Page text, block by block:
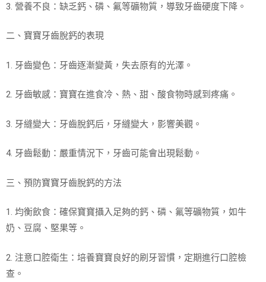
3. 營養不良：缺乏鈣、磷、氟等礦物質，導致牙齒硬度下降。
二、寶寶牙齒脫鈣的表現
1. 牙齒變色：牙齒逐漸變黃，失去原有的光澤。
2. 牙齒敏感：寶寶在進食冷、熱、甜、酸食物時感到疼痛。
3. 牙縫變大：牙齒脫鈣后，牙縫變大，影響美觀。
4. 牙齒鬆動：嚴重情況下，牙齒可能會出現鬆動。
三、預防寶寶牙齒脫鈣的方法
1. 均衡飲食：確保寶寶攝入足夠的鈣、磷、氟等礦物質，如牛
奶、豆腐、堅果等。
2. 注意口腔衛生：培養寶寶良好的刷牙習慣，定期進行口腔檢
查。